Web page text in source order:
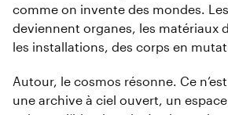
comme on invente des mondes.
deviennent organes, les matériaux
les installations, des corps en
Autour, le cosmos résonne. Ce
une archive à ciel ouvert, un